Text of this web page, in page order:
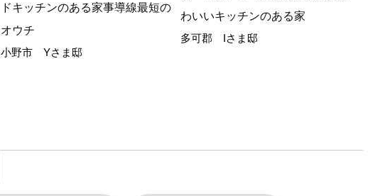
ドキッチンのある家事導線最短の
オウチ
小野市 Yさま邸
わいいキッチンのある家
多可郡 Iさま邸